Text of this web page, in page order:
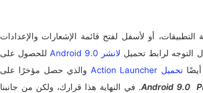
أو لأسفل لفتح قائمة الإشعارات والإعدادات
التوجه لرابط تحميل لانشر Android 9.0
للحصول على
أيضًاتحميل Action Launcher
والذي حصل مؤخرًا على
. في النهاية هذا قرارك، ولكن من جانبنا